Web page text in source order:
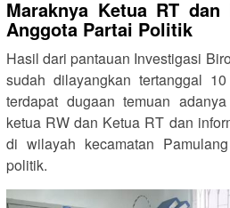
Maraknya Ketua RT
Anggota Partai Politik
Hasil dari pantauan Investigasi
sudah dilayangkan tertanggal
terdapat dugaan temuan
ketua RW dan Ketua RT dan
di wilayah kecamatan
politik.